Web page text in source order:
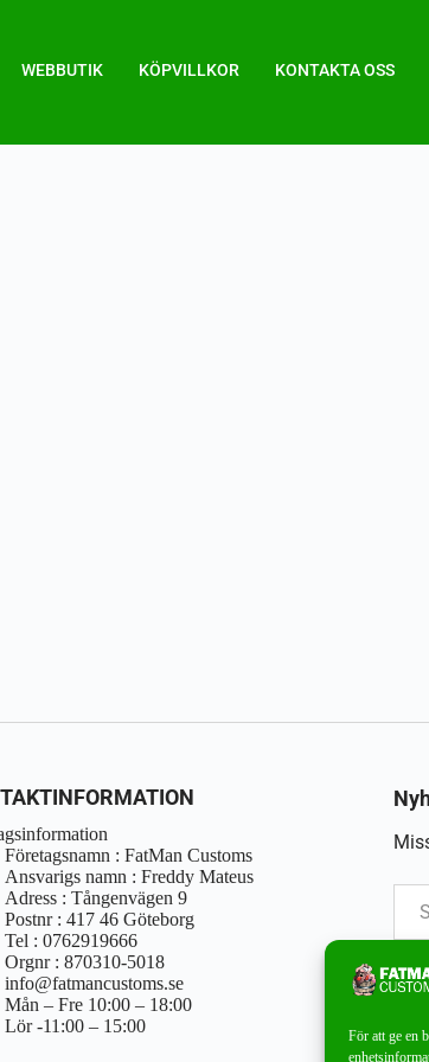
För att ge en
WEBBUTIK KÖPVILLKOR KONTAKTA OSS
Företagsnamn : FatMan Customs
Ansvarigs namn : Freddy Mateus
Adress : Tångenvägen 9
Postnr : 417 46 Göteborg
Tel : 0762919666
Orgnr : 870310-5018
info@fatmancustoms.se
Mån – Fre 10:00 – 18:00
Lör -11:00 – 15:00